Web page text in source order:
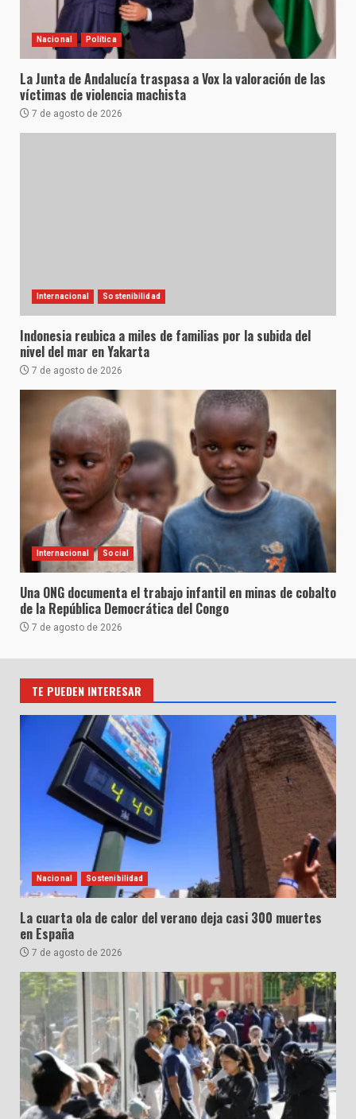
Nacional Política
La Junta de Andalucía traspasa a Vox la valoración de las
víctimas de violencia machista
7 de agosto de 2026
Internacional Sostenibilidad
Indonesia reubica a miles de familias por la subida del
nivel del mar en Yakarta
7 de agosto de 2026
Internacional Social
Una ONG documenta el trabajo infantil en minas de cobalto
de la República Democrática del Congo
7 de agosto de 2026
TE PUEDEN INTERESAR
Nacional Sostenibilidad
La cuarta ola de calor del verano deja casi 300 muertes
en España
7 de agosto de 2026